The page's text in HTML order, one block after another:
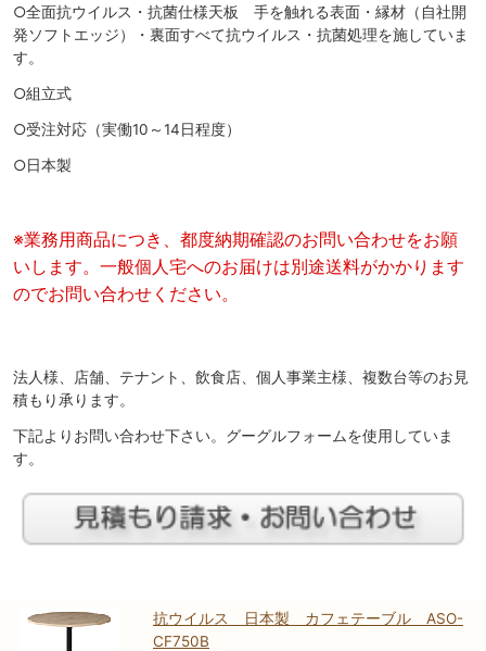
○全面抗ウイルス・抗菌仕様天板 手を触れる表面・縁材（自社開
発ソフトエッジ）・裏面すべて抗ウイルス・抗菌処理を施していま
す。
○組立式
○受注対応（実働10～14日程度）
○日本製
※業務用商品につき、都度納期確認のお問い合わせをお願
いします。一般個人宅へのお届けは別途送料がかかります
のでお問い合わせください。
法人様、店舗、テナント、飲食店、個人事業主様、複数台等のお見
積もり承ります。
下記よりお問い合わせ下さい。グーグルフォームを使用していま
す。
抗ウイルス 日本製 カフェテーブル ASO-
CF750B